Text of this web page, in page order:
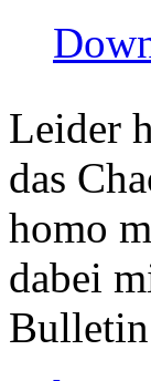
Leider
das
homo
dabei